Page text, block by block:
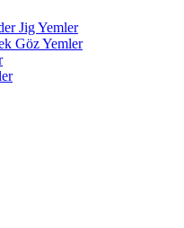
Jig Yemler
Göz Yemler